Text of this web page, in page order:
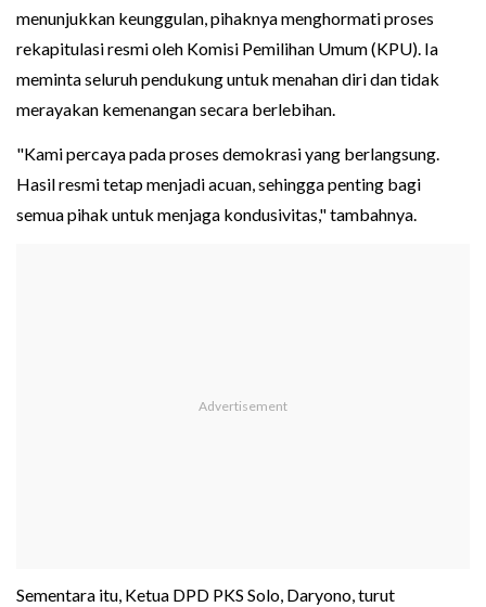
menunjukkan keunggulan, pihaknya menghormati proses
rekapitulasi resmi oleh Komisi Pemilihan Umum (KPU). Ia
meminta seluruh pendukung untuk menahan diri dan tidak
merayakan kemenangan secara berlebihan.
"Kami percaya pada proses demokrasi yang berlangsung.
Hasil resmi tetap menjadi acuan, sehingga penting bagi
semua pihak untuk menjaga kondusivitas," tambahnya.
Sementara itu, Ketua DPD PKS Solo, Daryono, turut